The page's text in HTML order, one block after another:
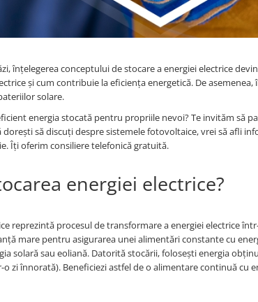
înțelegerea conceptului de stocare a energiei electrice
și cum contribuie la eficiența energetică. De
solare.
energia stocată pentru propriile nevoi? Te invităm să
dorești să discuți despre sistemele fotovoltaice, vrei să afli
Îți oferim consiliere telefonică gratuită.
energiei electrice?
reprezintă procesul de transformare a energiei electrice
mare pentru asigurarea unei alimentări constante cu
solară sau eoliană. Datorită stocării, folosești energia
zi înnorată). Beneficiezi astfel de o alimentare continuă cu